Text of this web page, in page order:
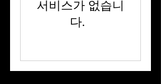
서비스가 없습니
다.